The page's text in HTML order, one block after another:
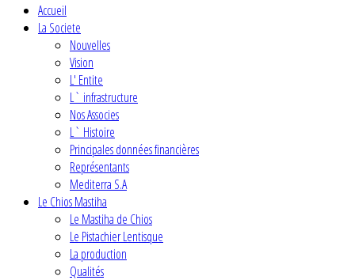
Accueil
La Societe
Nouvelles
Vision
L' Entite
L` infrastructure
Nos Associes
L` Histoire
Principales données financières
Représentants
Mediterra S.A
Le Chios Mastiha
Le Mastiha de Chios
Le Pistachier Lentisque
La production
Qualités